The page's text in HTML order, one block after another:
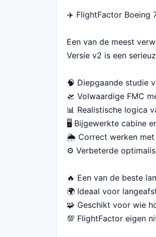
Beschrijving
✈️ FlightFactor Boeing
Een van de meest
Versie v2 is een
🧠 Diepgaande studie
🛫 Volwaardige FMC
📊 Realistische logica
🖥 Bijgewerkte cabine
🌦 Correct werken met
⚙️ Verbeterde
🔥 Een van de beste
🌍 Ideaal voor
🧩 Geschikt voor wie
💯 FlightFactor eigen